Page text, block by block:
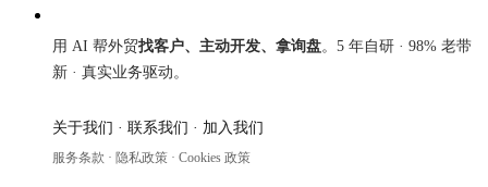
用 AI 帮外贸找客户、主动开发、拿询盘。5 年自研 · 98% 老带
新 · 真实业务驱动。
关于我们 · 联系我们 · 加入我们
服务条款 · 隐私政策 · Cookies 政策